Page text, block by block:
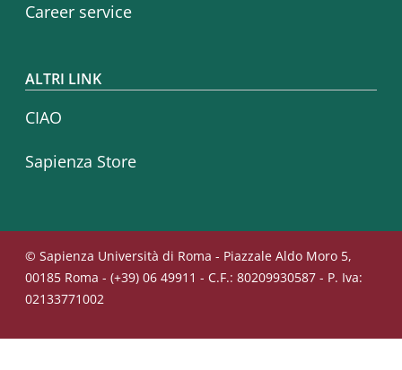
Career service
ALTRI LINK
CIAO
Sapienza Store
© Sapienza Università di Roma - Piazzale Aldo Moro 5,
00185 Roma - (+39) 06 49911 - C.F.: 80209930587 - P. Iva:
02133771002